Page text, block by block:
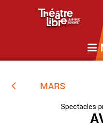
Spectacles